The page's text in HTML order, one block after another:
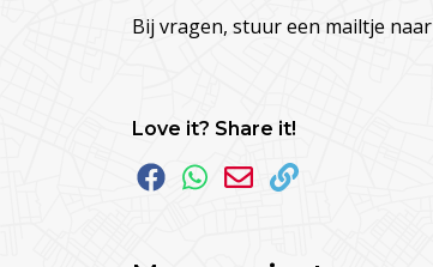
Bij vragen, stuur een mailtje naar
Love it? Share it!